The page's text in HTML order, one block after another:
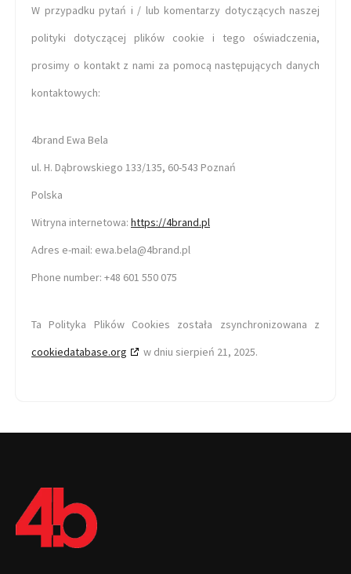
W przypadku pytań i / lub komentarzy dotyczących naszej
polityki dotyczącej plików cookie i tego oświadczenia,
prosimy o kontakt z nami za pomocą następujących danych
kontaktowych:
4brand Ewa Bela
ul. H. Dąbrowskiego 133/135, 60-543 Poznań
Polska
Witryna internetowa: https://4brand.pl
Adres e-mail: ewa.bela@4brand.pl
Phone number: +48 601 550 075
Ta Polityka Plików Cookies została zsynchronizowana z
cookiedatabase.org
w dniu sierpień 21, 2025.